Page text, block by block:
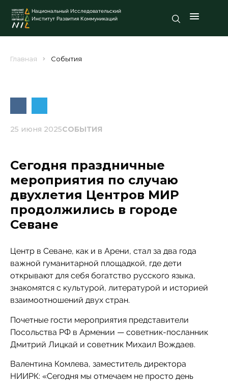
Национальный Исследовательский
Институт Развития Коммуникаций
Главная События
25 июня 2025СОБЫТИЯ
Сегодня праздничные
мероприятия по случаю
двухлетия Центров МИР
продолжились в городе
Севане
Центр в Севане, как и в Арени, стал за два года
важной гуманитарной площадкой, где дети
открывают для себя богатство русского языка,
знакомятся с культурой, литературой и историей
взаимоотношений двух стран.
Почетные гости мероприятия представители
Посольства РФ в Армении — советник-посланник
Дмитрий Лицкай и советник Михаил Вождаев.
Валентина Комлева, заместитель директора
НИИРК: «Сегодня мы отмечаем не просто день